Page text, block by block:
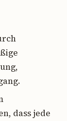
dass jede